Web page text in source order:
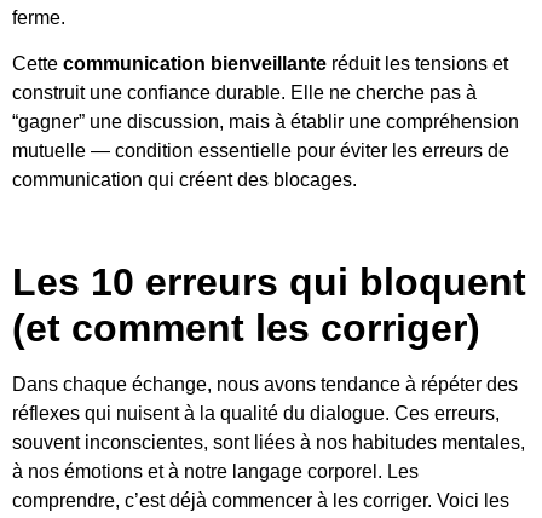
ferme.
Cette communication bienveillante réduit les tensions et
construit une confiance durable. Elle ne cherche pas à
“gagner” une discussion, mais à établir une compréhension
mutuelle — condition essentielle pour éviter les erreurs de
communication qui créent des blocages.
Les 10 erreurs qui bloquent
(et comment les corriger)
Dans chaque échange, nous avons tendance à répéter des
réflexes qui nuisent à la qualité du dialogue. Ces erreurs,
souvent inconscientes, sont liées à nos habitudes mentales,
à nos émotions et à notre langage corporel. Les
comprendre, c’est déjà commencer à les corriger. Voici les